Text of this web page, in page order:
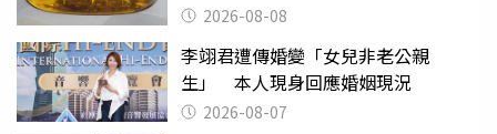
2026-08-08
李翊君遭傳婚變「女兒非老公親
生」 本人現身回應婚姻現況
2026-08-07